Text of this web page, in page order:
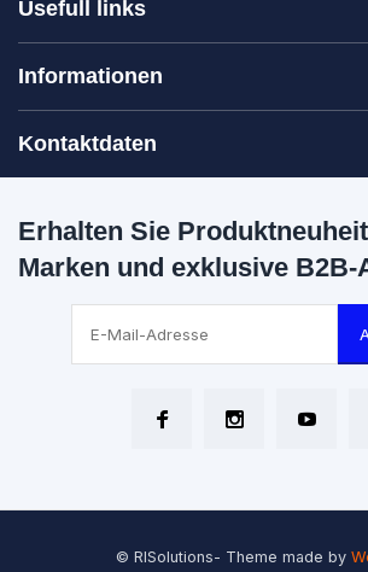
Usefull links
Informationen
Kontaktdaten
Erhalten Sie
Marken und exklusive B2B-
© RISolutions- Theme made by